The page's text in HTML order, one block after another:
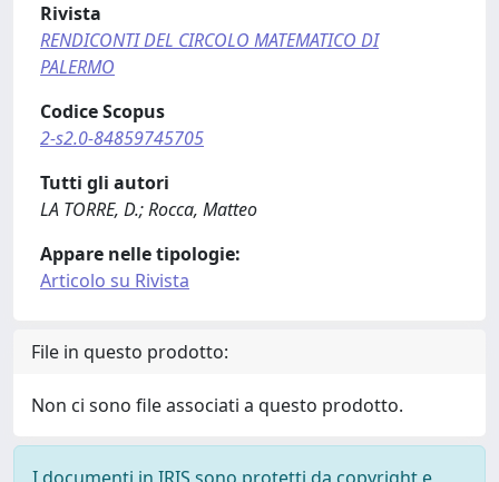
Rivista
RENDICONTI DEL CIRCOLO MATEMATICO DI
PALERMO
Codice Scopus
2-s2.0-84859745705
Tutti gli autori
LA TORRE, D.; Rocca, Matteo
Appare nelle tipologie:
Articolo su Rivista
File in questo prodotto:
Non ci sono file associati a questo prodotto.